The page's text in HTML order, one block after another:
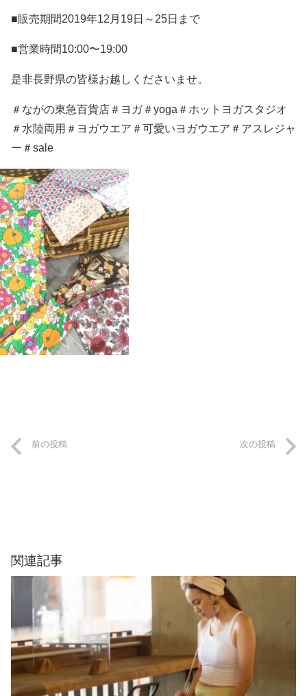
■販売期間2019年12月19日～25日まで
■営業時間10:00〜19:00
是非長野県の皆様お越しくださいませ。
＃ながの東急百貨店＃ヨガ＃yoga＃ホットヨガスタジオ
＃水陸両用＃ヨガウエア＃可愛いヨガウエア＃アスレジャ
ー＃sale
前の投稿 次の投稿
関連記事